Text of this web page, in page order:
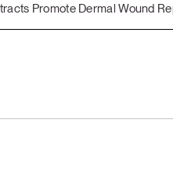
Promote Dermal Wound